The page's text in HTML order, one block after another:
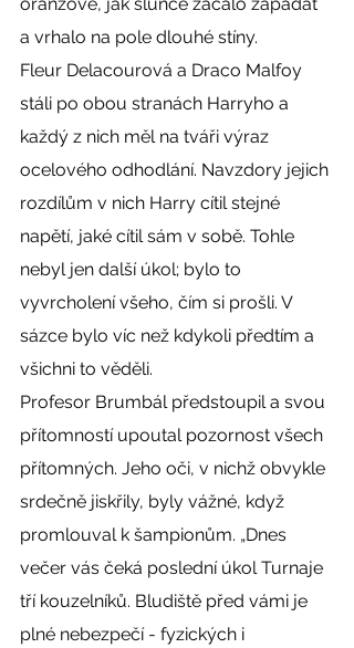
a vrhalo na pole dlouhé stíny.
Fleur Delacourová a Draco Malfoy
stáli po obou stranách Harryho a
každý z nich měl na tváři výraz
ocelového odhodlání. Navzdory jejich
rozdílům v nich Harry cítil stejné
napětí, jaké cítil sám v sobě. Tohle
nebyl jen další úkol; bylo to
vyvrcholení všeho, čím si prošli. V
sázce bylo víc než kdykoli předtím a
všichni to věděli.
Profesor Brumbál předstoupil a svou
přítomností upoutal pozornost všech
přítomných. Jeho oči, v nichž obvykle
srdečně jiskřily, byly vážné, když
promlouval k šampionům. „Dnes
večer vás čeká poslední úkol Turnaje
tří kouzelníků. Bludiště před vámi je
plné nebezpečí - fyzických i